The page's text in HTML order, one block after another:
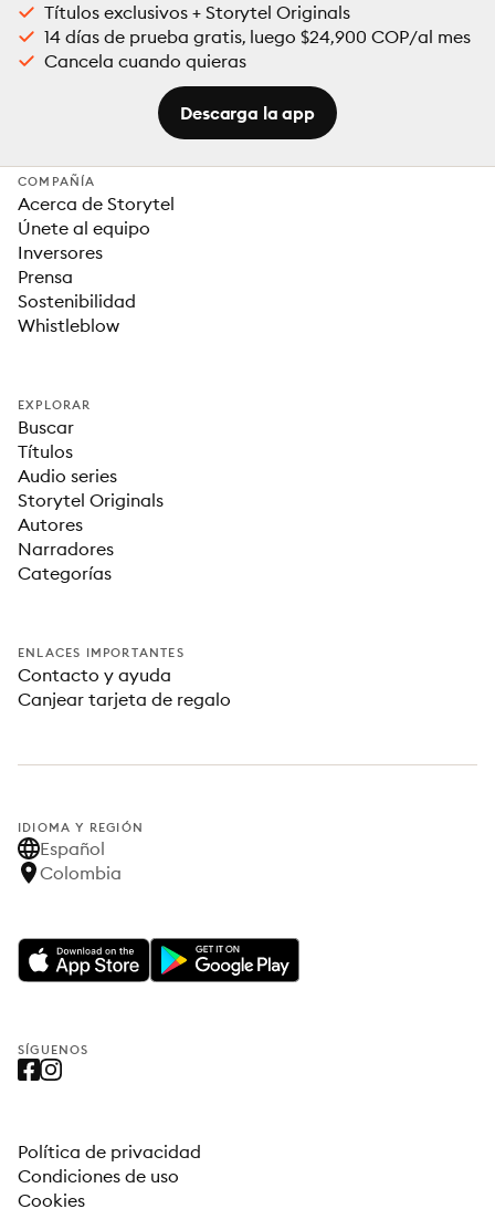
Títulos exclusivos + Storytel Originals
14 días de prueba gratis, luego $24,900 COP/al mes
Cancela cuando quieras
Descarga la app
COMPAÑÍA
Acerca de Storytel
Únete al equipo
Inversores
Prensa
Sostenibilidad
Whistleblow
EXPLORAR
Buscar
Títulos
Audio series
Storytel Originals
Autores
Narradores
Categorías
ENLACES IMPORTANTES
Contacto y ayuda
Canjear tarjeta de regalo
IDIOMA Y REGIÓN
Español
Colombia
SÍGUENOS
Política de privacidad
Condiciones de uso
Cookies